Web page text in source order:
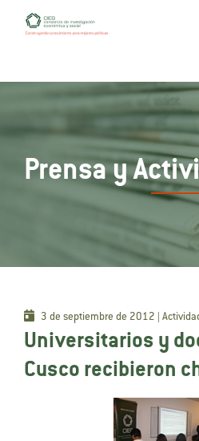
Prensa y
3 de septiembre de 2012 |
Universitarios y
Cusco recibieron